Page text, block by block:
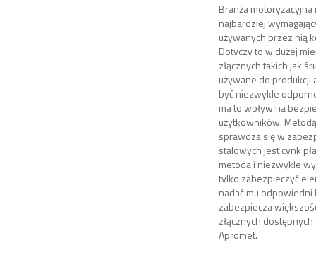
Branża
najbardziej
używanych przez nią
Dotyczy to w dużej
złącznych takich jak
używane do produkcji
być niezwykle
ma to wpływ na
użytkowników.
sprawdza się w
stalowych jest cynk
metoda i niezwykle
tylko zabezpieczyć
nadać mu odpowiedni
zabezpiecza
złącznych
Apromet.